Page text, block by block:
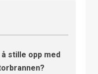
stille opp med